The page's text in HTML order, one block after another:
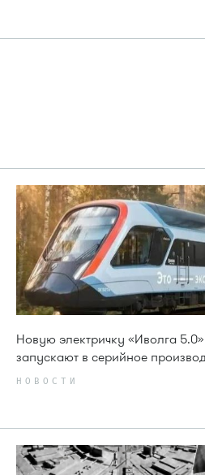
Новую электричку «Иволга
запускают в серийное
НОВОСТИ